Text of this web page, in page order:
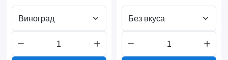
Виноград Без вкуса